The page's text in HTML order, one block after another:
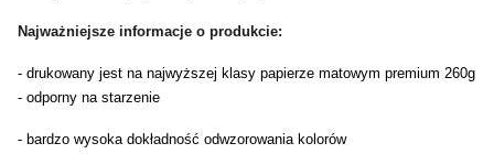
Najważniejsze informacje o produkcie:
- drukowany jest na najwyższej klasy papierze matowym premium 260g
- odporny na starzenie
- bardzo wysoka dokładność odwzorowania kolorów